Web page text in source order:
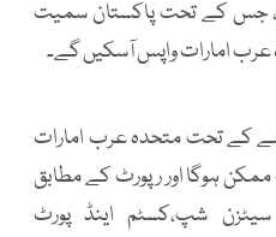
جس کے تحت پاکستان سمیت
عرب امارات واپس آسکیں گے۔
کے تحت متحدہ عرب امارات
ہوگا اور رپورٹ کے مطابق
سیٹزن شپ،کسٹم اینڈ پورٹ